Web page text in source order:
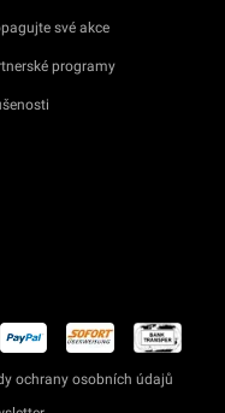
své akce
programy
ochrany osobních údajů